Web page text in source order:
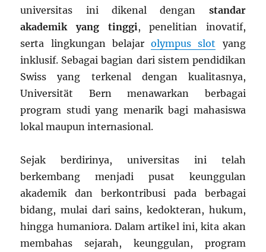
universitas ini dikenal dengan standar
akademik yang tinggi , penelitian inovatif,
serta lingkungan belajarolympus slot yang
inklusif. Sebagai bagian dari sistem pendidikan
Swiss yang terkenal dengan kualitasnya,
Universität Bern menawarkan berbagai
program studi yang menarik bagi mahasiswa
lokal maupun internasional.
Sejak berdirinya, universitas ini telah
berkembang menjadi pusat keunggulan
akademik dan berkontribusi pada berbagai
bidang, mulai dari sains, kedokteran, hukum,
hingga humaniora. Dalam artikel ini, kita akan
membahas sejarah, keunggulan, program